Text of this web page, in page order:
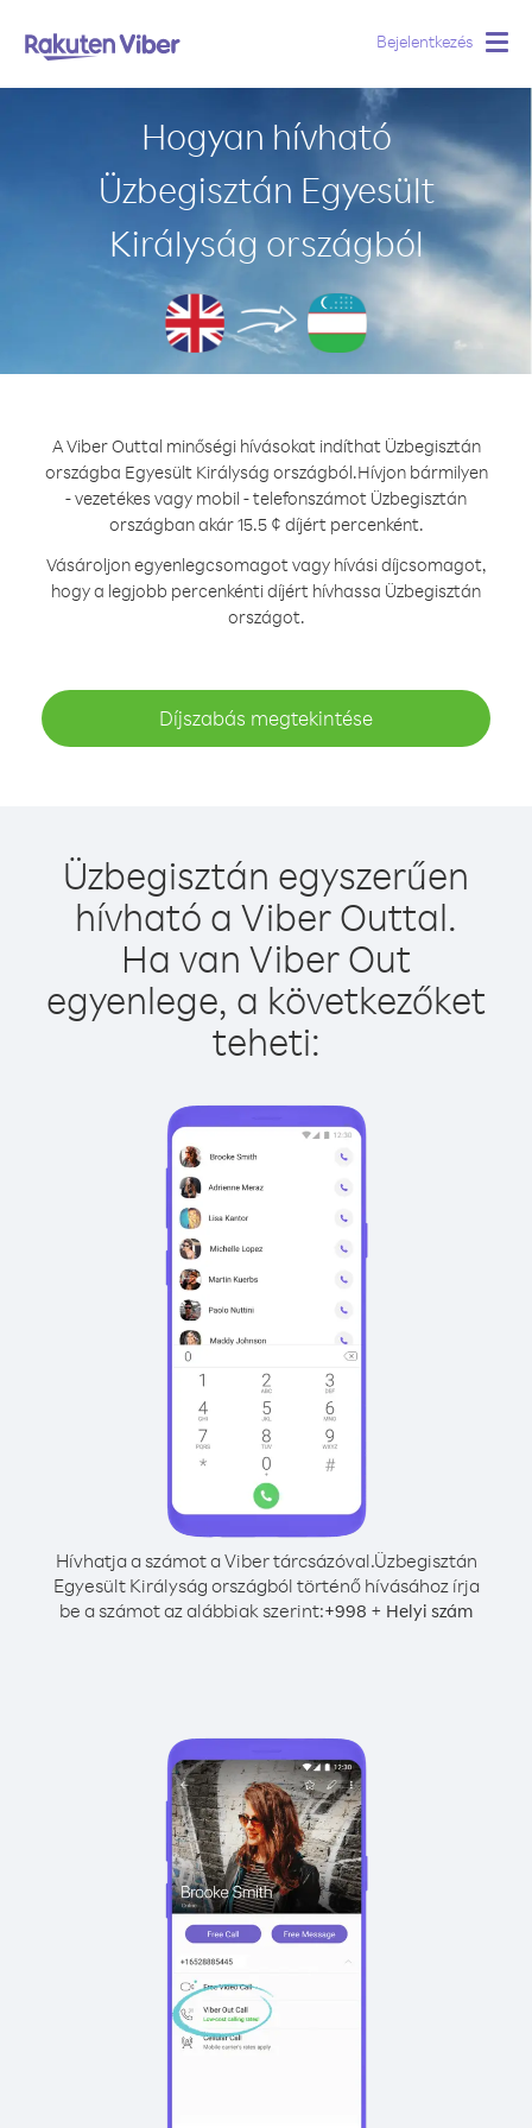
Bejelentkezés
Hogyan hívható
Üzbegisztán Egyesült
Királyság országból
A Viber Outtal minőségi hívásokat indíthat Üzbegisztán
országba Egyesült Királyság országból.Hívjon bármilyen
- vezetékes vagy mobil - telefonszámot Üzbegisztán
országban akár 15.5 ¢ díjért percenként.
Vásároljon egyenlegcsomagot vagy hívási díjcsomagot,
hogy a legjobb percenkénti díjért hívhassa Üzbegisztán
országot.
Díjszabás megtekintése
Üzbegisztán egyszerűen
hívható a Viber Outtal.
Ha van Viber Out
egyenlege, a következőket
teheti:
Hívhatja a számot a Viber tárcsázóval.Üzbegisztán
Egyesült Királyság országból történő hívásához írja
be a számot az alábbiak szerint:+998 + Helyi szám